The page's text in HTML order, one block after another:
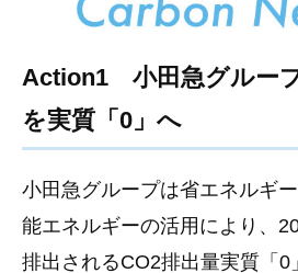
Action1 小田急グルー
を実質「0」へ
小田急グループは省エネルギ
能エネルギーの活用により、
排出されるCO2排出量実質「0